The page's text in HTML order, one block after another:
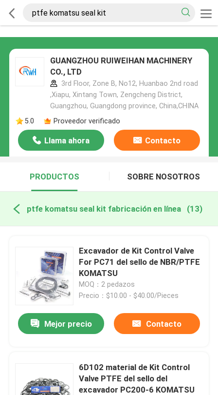
GUANGZHOU RUIWEIHAN MACHINERY
CO., LTD
3rd Floor, Zone B, No12, Huanbao 2nd road
,Xiapu, Xintang Town, Zengcheng District,
Guangzhou, Guangdong province, China,CHINA
5.0
Proveedor verificado
Llama ahora Contacto
PRODUCTOS SOBRE NOSOTROS
ptfe komatsu seal kit fabricación en línea (13)
Excavador de Kit Control Valve
For PC71 del sello de NBR/PTFE
KOMATSU
MOQ：2 pedazos
Precio：$10.00 - $40.00/Pieces
Mejor precio Contacto
6D102 material de Kit Control
Valve PTFE del sello del
excavador PC200-6 KOMATSU